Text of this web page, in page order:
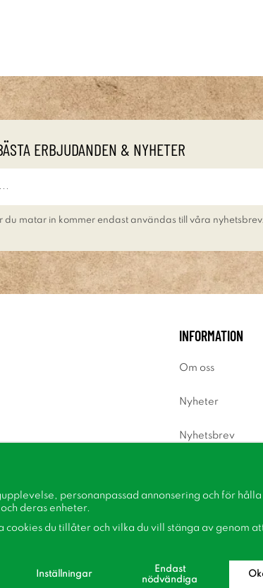
ERBJUDANDEN & NYHETER
du matar in kommer endast användas till våra nyhetsbrev.
INFORMATION
Om oss
Nyheter
Nyhetsbrev
Inspiration
personanpassad annonsering och för
deras enheter.
du tillåter och vilka du vill stänga av genom
Inställningar
Endast
nödvändiga